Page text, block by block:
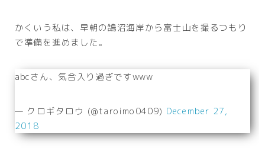
かくいう私は、早朝の鵠沼海岸から富士山を撮るつもり
で準備を進めました。
abcさん、気合入り過ぎですwww
— クロギタロウ (@taroimo0409) December 27,
2018